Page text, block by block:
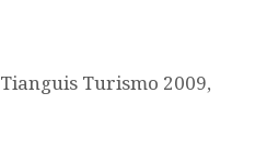
Tianguis Turismo 2009,